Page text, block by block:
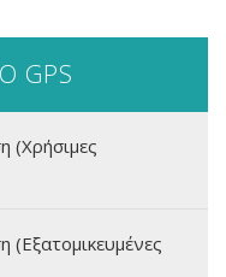
GPS
(Χρήσιμες
(Εξατομικευμένες